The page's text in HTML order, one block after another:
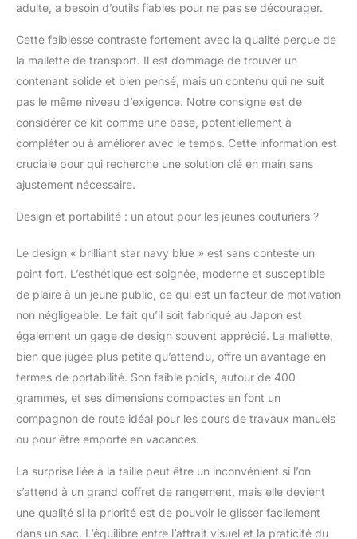
adulte, a besoin d’outils fiables pour ne pas se décourager.
Cette faiblesse contraste fortement avec la qualité perçue de
la mallette de transport. Il est dommage de trouver un
contenant solide et bien pensé, mais un contenu qui ne suit
pas le même niveau d’exigence. Notre consigne est de
considérer ce kit comme une base, potentiellement à
compléter ou à améliorer avec le temps. Cette information est
cruciale pour qui recherche une solution clé en main sans
ajustement nécessaire.
Design et portabilité : un atout pour les jeunes couturiers ?
Le design « brilliant star navy blue » est sans conteste un
point fort. L’esthétique est soignée, moderne et susceptible
de plaire à un jeune public, ce qui est un facteur de motivation
non négligeable. Le fait qu’il soit fabriqué au Japon est
également un gage de design souvent apprécié. La mallette,
bien que jugée plus petite qu’attendu, offre un avantage en
termes de portabilité. Son faible poids, autour de 400
grammes, et ses dimensions compactes en font un
compagnon de route idéal pour les cours de travaux manuels
ou pour être emporté en vacances.
La surprise liée à la taille peut être un inconvénient si l’on
s’attend à un grand coffret de rangement, mais elle devient
une qualité si la priorité est de pouvoir le glisser facilement
dans un sac. L’équilibre entre l’attrait visuel et la praticité du